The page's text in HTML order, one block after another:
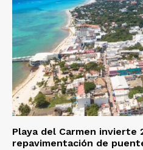
Playa del Carmen invierte
repavimentación de